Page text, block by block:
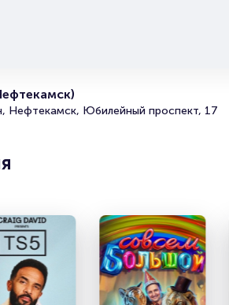
Нефтекамск, Юбилейный проспект, 17